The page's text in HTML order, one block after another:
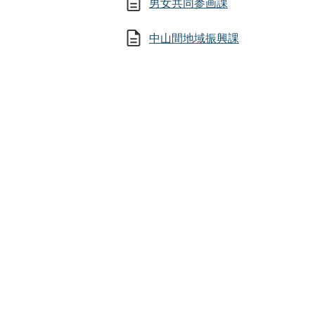
男女共同参画課
中山間地域振興課